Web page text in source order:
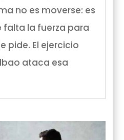
no es moverse: es
falta la fuerza para
pide. El ejercicio
ataca esa